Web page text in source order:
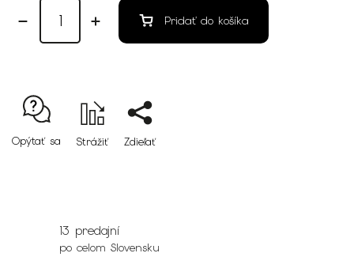
Pridať do košíka
Opýtať sa Strážiť Zdieľať
13 predajní
po celom Slovensku